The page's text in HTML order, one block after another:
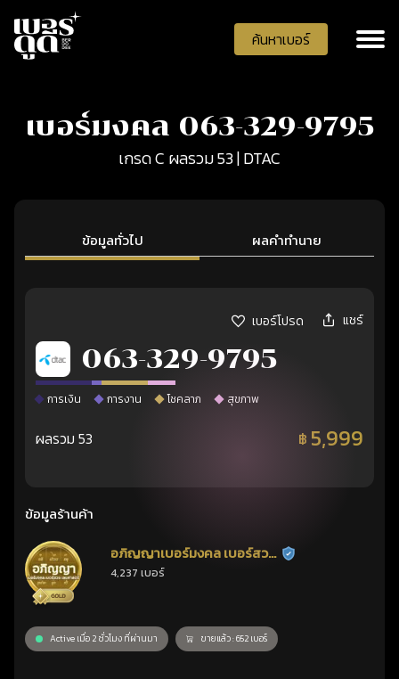
ค้นหาเบอร์
เบอร์มงคล 063-329-9795
เกรด C ผลรวม 53 | DTAC
ข้อมูลทั่วไป ผลคำทำนาย
เบอร์โปรด แชร์
063-329-9795
การเงิน การงาน โชคลาภ สุขภาพ
ผลรวม 53 ฿ 5,999
ข้อมูลร้านค้า
อภิญญาเบอร์มงคล เบอร์สวย
เลขศาสตร์
ร้านยืนยันแล้ว
4,237 เบอร์
Active เมื่อ 2 ชั่วโมง ที่ผ่านมา ขายแล้ว : 652 เบอร์